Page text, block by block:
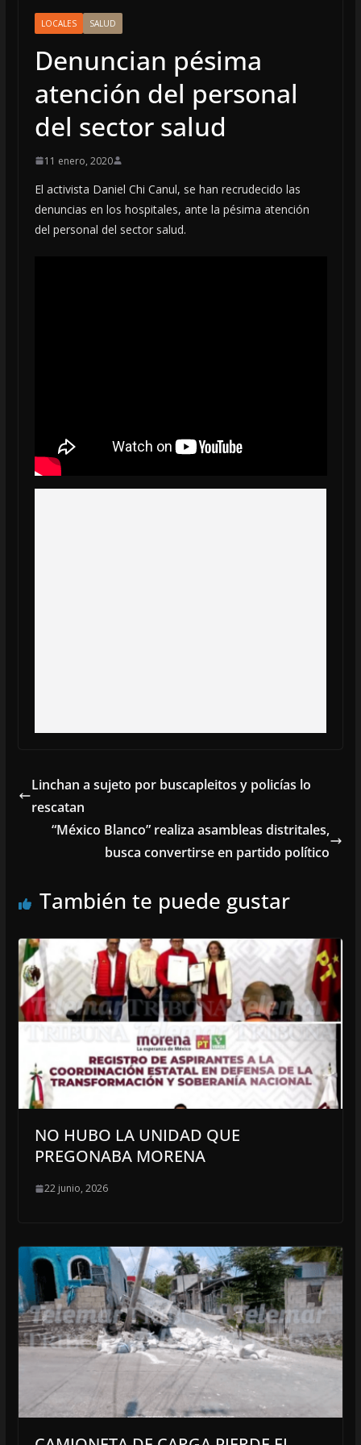
LOCALES SALUD
Denuncian pésima
atención del personal
del sector salud
11 enero, 2020
El activista Daniel Chi Canul, se han recrudecido las
denuncias en los hospitales, ante la pésima atención
del personal del sector salud.
Linchan a sujeto por buscapleitos y policías lo
rescatan
“México Blanco” realiza asambleas distritales,
busca convertirse en partido político
También te puede gustar
NO HUBO LA UNIDAD QUE
PREGONABA MORENA
22 junio, 2026